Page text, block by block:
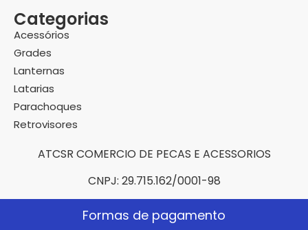
Categorias
Acessórios
Grades
Lanternas
Latarias
Parachoques
Retrovisores
ATCSR COMERCIO DE PECAS E ACESSORIOS
CNPJ: 29.715.162/0001-98
Formas de pagamento